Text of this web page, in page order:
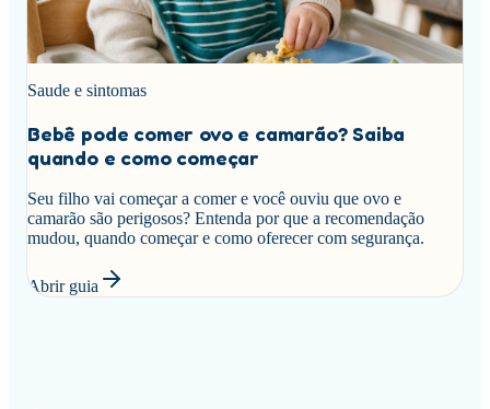
Saude e sintomas
Bebê pode comer ovo e camarão? Saiba
quando e como começar
Seu filho vai começar a comer e você ouviu que ovo e
camarão são perigosos? Entenda por que a recomendação
mudou, quando começar e como oferecer com segurança.
Abrir guia